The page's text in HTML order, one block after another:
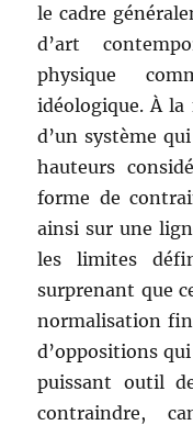
le cadre
d’art
physique
idéologique. À
d’un système
hauteurs
forme de
ainsi sur une
les limites
surprenant que
normalisation
d’oppositions
puissant outil
contraindre,